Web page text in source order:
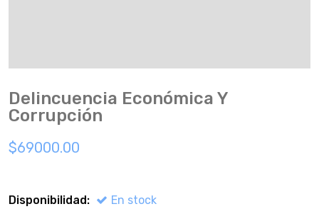
Delincuencia Económica Y
Corrupción
$69000.00
Disponibilidad: En stock